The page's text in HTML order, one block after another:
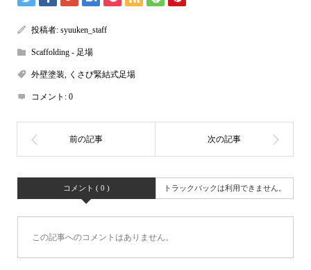
投稿者: syuuken_staff
Scaffolding - 足場
外壁塗装, くさび緊結式足場
コメント: 0
コメント ( 0 ) トラックバックは利用できません。
この記事へのコメントはありません。